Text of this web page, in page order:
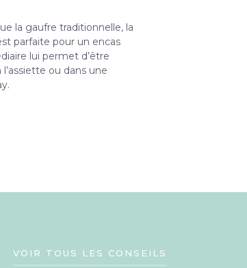
la gaufre traditionnelle, la
parfaite pour un encas
lui permet d’être
ou dans une
VOIR TOUS LES CONSEILS